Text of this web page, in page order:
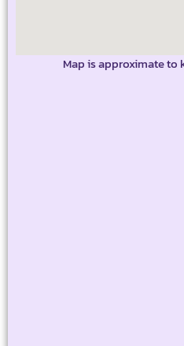
Map is approximate to